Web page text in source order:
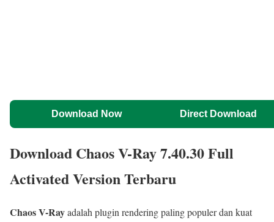
Download Now Direct Download
Download Chaos V-Ray 7.40.30 Full
Activated Version Terbaru
Chaos V-Rayadalah plugin rendering paling populer dan kuat